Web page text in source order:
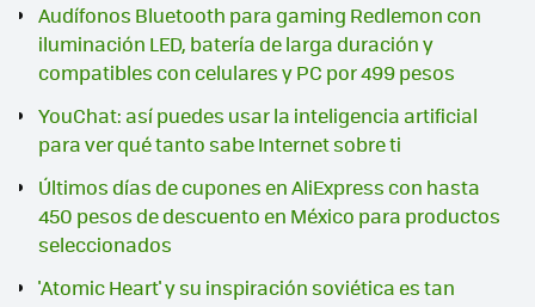
Audífonos Bluetooth para gaming Redlemon con
iluminación LED, batería de larga duración y
compatibles con celulares y PC por 499 pesos
YouChat: así puedes usar la inteligencia artificial
para ver qué tanto sabe Internet sobre ti
Últimos días de cupones en AliExpress con hasta
450 pesos de descuento en México para productos
seleccionados
'Atomic Heart' y su inspiración soviética es tan